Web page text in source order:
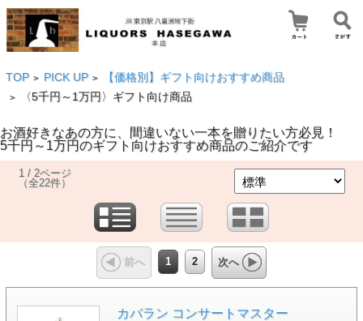
TOP > PICK UP > 【価格別】ギフト向けおすすめ商品
> 〈5千円～1万円〉ギフト向け商品
お酒好きなあの方に、間違いない一本を贈りたい方必見！
5千円～1万円のギフト向けおすすめ商品のご紹介です
1 / 2ページ
（全22件）
前へ 1 2 次へ
カバラン コンサートマスター